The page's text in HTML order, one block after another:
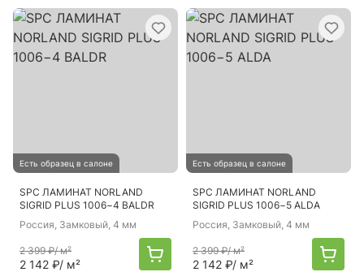
Есть образец в салоне
SPC ЛАМИНАТ NORLAND
SIGRID PLUS 1006−4 BALDR
Россия, Замковый, 4 мм
2 399 ₽/ м²
2 142 ₽/ м²
Есть образец в салоне
SPC ЛАМИНАТ NORLAND
SIGRID PLUS 1006−5 ALDA
Россия, Замковый, 4 мм
2 399 ₽/ м²
2 142 ₽/ м²